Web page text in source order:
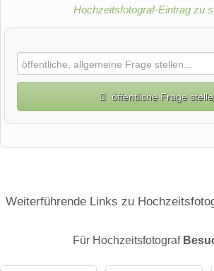
Hochzeitsfotograf-Eintrag zu
öffentliche Frage
E-Mail-Adresse (wird nicht veröffentlicht)
Weiterführende Links zu
Für Hochzeitsfotograf